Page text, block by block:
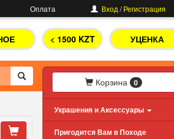
Оплата Вход /Регистрация
< 1500 KZT УЦЕНКА
Корзина 0
Украшения и Аксессуары
Пригодится Вам в Походе